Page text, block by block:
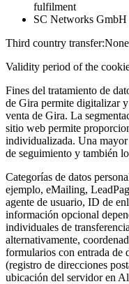
fulfilment
SC Networks GmbH
Third country transfer:None
Validity period of the
Fines del tratamiento de
de Gira permite digitalizar
venta de Gira. La
sitio web permite
individualizada. Una mayor
de seguimiento y también
Categorías de datos
ejemplo, eMailing,
agente de usuario, ID de
información opcional
individuales de
alternativamente,
formularios con entrada de
(registro de direcciones
ubicación del servidor en